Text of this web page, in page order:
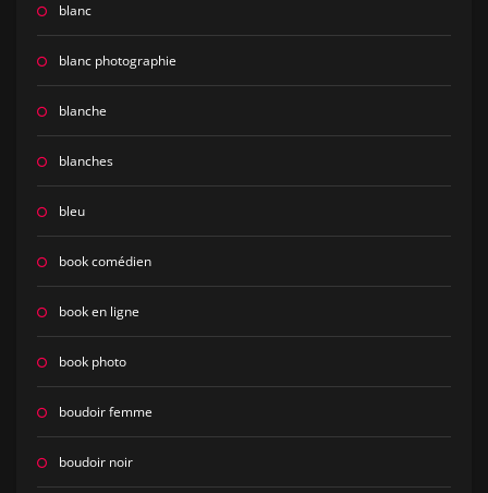
blanc
blanc photographie
blanche
blanches
bleu
book comédien
book en ligne
book photo
boudoir femme
boudoir noir